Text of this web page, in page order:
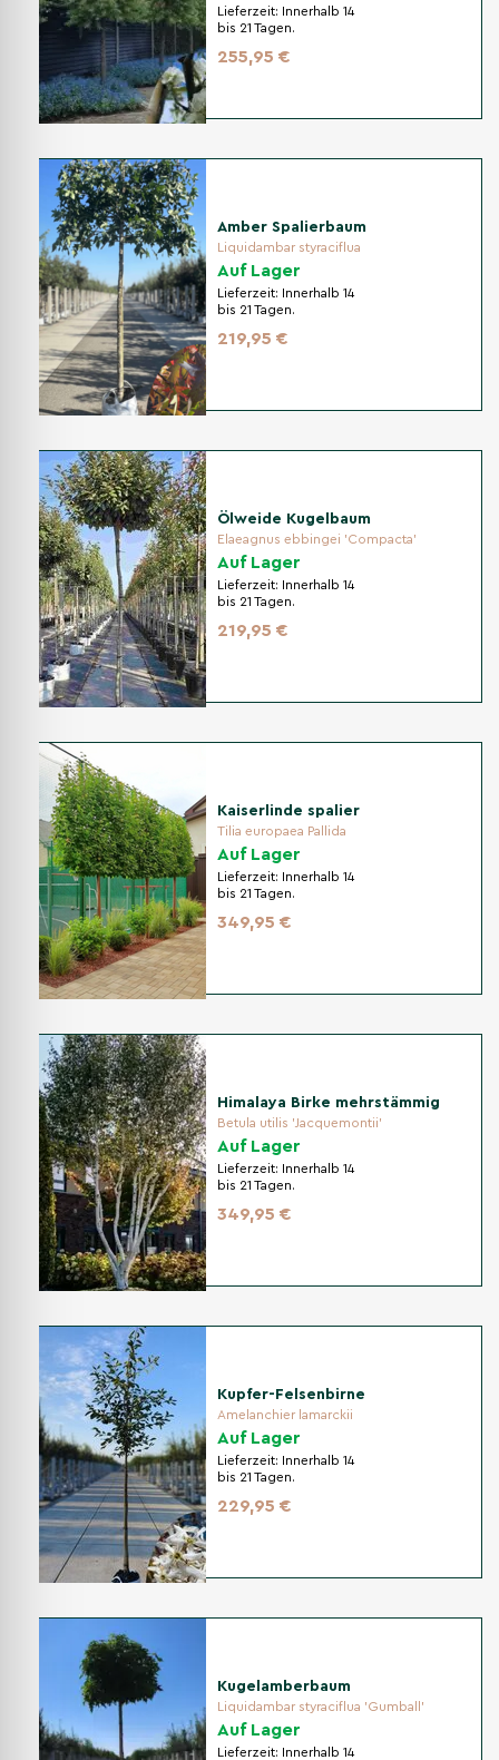
Lieferzeit:
Innerhalb 14
bis 21 Tagen.
255,95 €
Amber Spalierbaum
Liquidambar styraciflua
Auf Lager
Lieferzeit:
Innerhalb 14
bis 21 Tagen.
219,95 €
Ölweide Kugelbaum
Elaeagnus ebbingei 'Compacta'
Auf Lager
Lieferzeit:
Innerhalb 14
bis 21 Tagen.
219,95 €
Kaiserlinde spalier
Tilia europaea Pallida
Auf Lager
Lieferzeit:
Innerhalb 14
bis 21 Tagen.
349,95 €
Himalaya Birke mehrstämmig
Betula utilis 'Jacquemontii'
Auf Lager
Lieferzeit:
Innerhalb 14
bis 21 Tagen.
349,95 €
Kupfer-Felsenbirne
Amelanchier lamarckii
Auf Lager
Lieferzeit:
Innerhalb 14
bis 21 Tagen.
229,95 €
Kugelamberbaum
Liquidambar styraciflua 'Gumball'
Auf Lager
Lieferzeit: Innerhalb 14